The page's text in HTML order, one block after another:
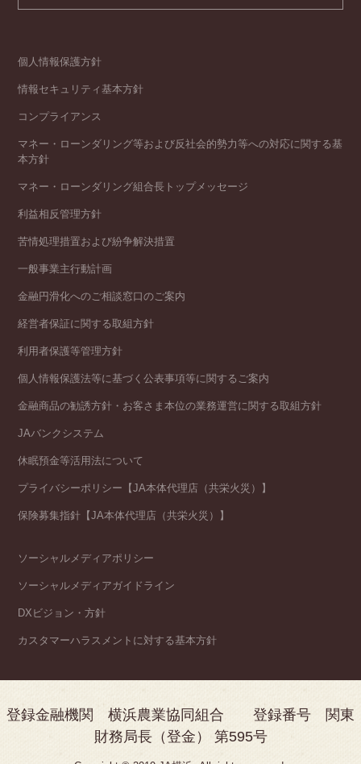
個人情報保護方針
情報セキュリティ基本方針
コンプライアンス
マネー・ローンダリング等および反社会的勢力等への対応に関する基
本方針
マネー・ローンダリング組合長トップメッセージ
利益相反管理方針
苦情処理措置および紛争解決措置
一般事業主行動計画
金融円滑化へのご相談窓口のご案内
経営者保証に関する取組方針
利用者保護等管理方針
個人情報保護法等に基づく公表事項等に関するご案内
金融商品の勧誘方針・お客さま本位の業務運営に関する取組方針
JAバンクシステム
休眠預金等活用法について
プライバシーポリシー【JA本体代理店（共栄火災）】
保険募集指針【JA本体代理店（共栄火災）】
ソーシャルメディアポリシー
ソーシャルメディアガイドライン
DXビジョン・方針
カスタマーハラスメントに対する基本方針
登録金融機関 横浜農業協同組合 登録番号 関東
財務局長（登金） 第595号